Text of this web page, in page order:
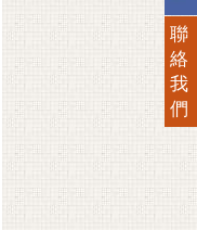
聯
絡
我
們